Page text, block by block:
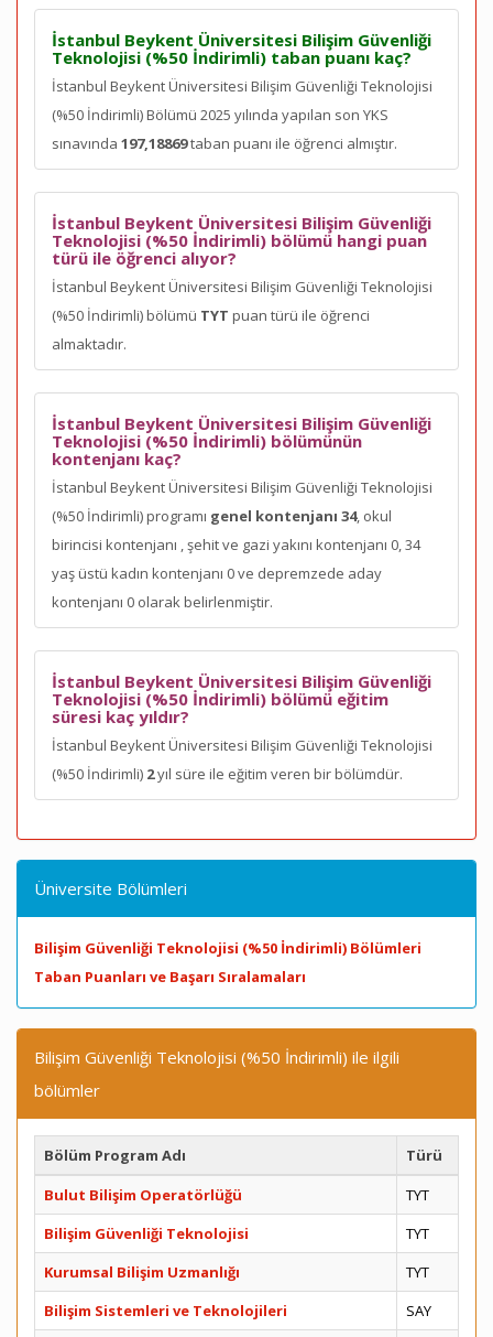
İstanbul Beykent Üniversitesi Bilişim Güvenliği
Teknolojisi (%50 İndirimli) taban puanı kaç?
İstanbul Beykent Üniversitesi Bilişim Güvenliği Teknolojisi
(%50 İndirimli) Bölümü 2025 yılında yapılan son YKS
sınavında 197,18869taban puanı ile öğrenci almıştır.
İstanbul Beykent Üniversitesi Bilişim Güvenliği
Teknolojisi (%50 İndirimli) bölümü hangi puan
türü ile öğrenci alıyor?
İstanbul Beykent Üniversitesi Bilişim Güvenliği Teknolojisi
(%50 İndirimli) bölümü TYT puan türü ile öğrenci
almaktadır.
İstanbul Beykent Üniversitesi Bilişim Güvenliği
Teknolojisi (%50 İndirimli) bölümünün
kontenjanı kaç?
İstanbul Beykent Üniversitesi Bilişim Güvenliği Teknolojisi
(%50 İndirimli) programı genel kontenjanı 34, okul
birincisi kontenjanı , şehit ve gazi yakını kontenjanı 0, 34
yaş üstü kadın kontenjanı 0 ve depremzede aday
kontenjanı 0 olarak belirlenmiştir.
İstanbul Beykent Üniversitesi Bilişim Güvenliği
Teknolojisi (%50 İndirimli) bölümü eğitim
süresi kaç yıldır?
İstanbul Beykent Üniversitesi Bilişim Güvenliği Teknolojisi
(%50 İndirimli) 2yıl süre ile eğitim veren bir bölümdür.
Üniversite Bölümleri
Bilişim Güvenliği Teknolojisi (%50 İndirimli) Bölümleri
Taban Puanları ve Başarı Sıralamaları
Bilişim Güvenliği Teknolojisi (%50 İndirimli) ile ilgili
bölümler
Bölüm Program Adı
Türü
Bulut Bilişim Operatörlüğü
TYT
Bilişim Güvenliği Teknolojisi
TYT
Kurumsal Bilişim Uzmanlığı
TYT
Bilişim Sistemleri ve Teknolojileri
SAY